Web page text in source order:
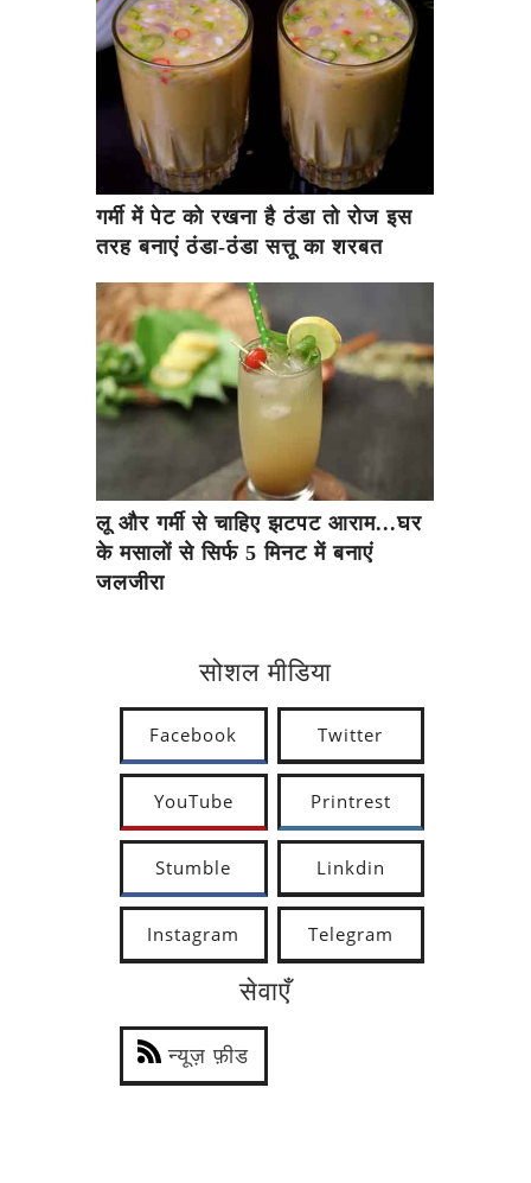
गर्मी में पेट को रखना है ठंडा तो रोज इस
तरह बनाएं ठंडा-ठंडा सत्तू का शरबत
लू और गर्मी से चाहिए झटपट आराम...घर
के मसालों से सिर्फ 5 मिनट में बनाएं
जलजीरा
सोशल मीडिया
Facebook Twitter
YouTube Printrest
Stumble Linkdin
Instagram Telegram
सेवाएँ
न्यूज़ फ़ीड